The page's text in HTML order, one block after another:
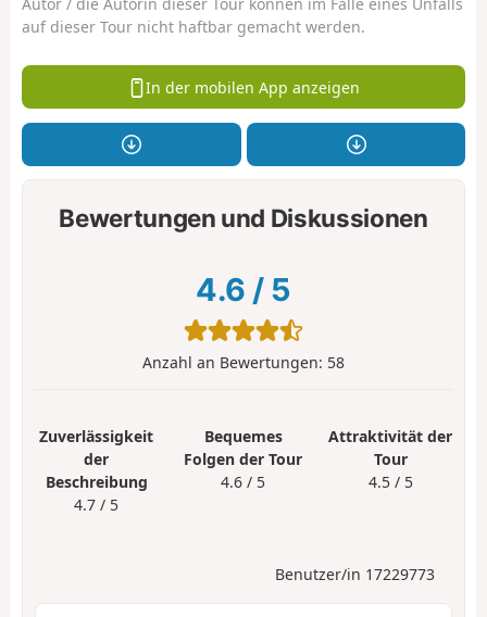
auf dieser Tour nicht haftbar gemacht werden.
In der mobilen App anzeigen
Bewertungen und Diskussionen
4.6 / 5
Anzahl an Bewertungen: 58
Zuverlässigkeit
der
Beschreibung
4.7 / 5
Bequemes
Folgen der Tour
4.6 / 5
Attraktivität der
Tour
4.5 / 5
Benutzer/in 17229773